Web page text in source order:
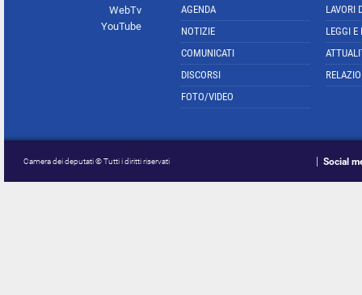
WebTv
YouTube
AGENDA
NOTIZIE
COMUNICATI
DISCORSI
FOTO/VIDEO
LAVORI
LEGGI E
Camera dei deputati © Tutti i diritti riservati Social